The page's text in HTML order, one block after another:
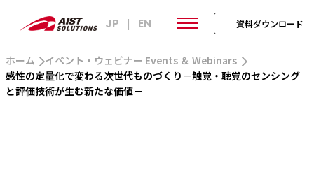
JP | EN 資料ダウンロード
ホーム
イベント・ウェビナー Events ＆ Webinars
感性の定量化で変わる次世代ものづくり－触覚・聴覚のセンシング
と評価技術が生む新たな価値－